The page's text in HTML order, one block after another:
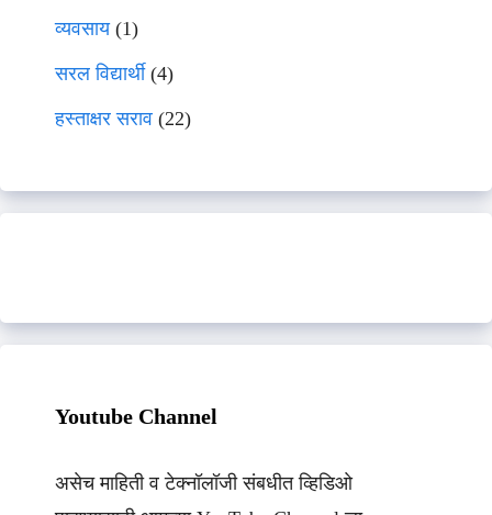
व्यवसाय(1)
सरल विद्यार्थी(4)
हस्ताक्षर सराव (22)
Youtube Channel
असेच माहिती व टेक्नॉलॉजी संबधीत व्हिडिओ